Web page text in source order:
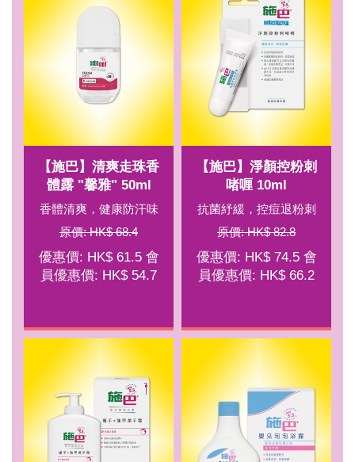
【施巴】清爽走珠香
體露 "馨雅" 50ml
香體清爽，健康防汗味
原價: HK$ 68.4
優惠價: HK$ 61.5 會
員優惠價: HK$ 54.7
【施巴】淨顏控粉刺
啫喱 10ml
抗菌紓緩，控痘退粉刺
原價: HK$ 82.8
優惠價: HK$ 74.5 會
員優惠價: HK$ 66.2